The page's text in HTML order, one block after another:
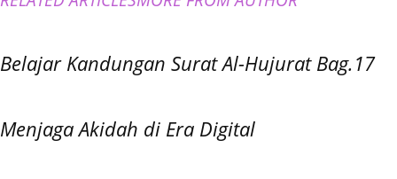
Belajar Kandungan Surat Al-Hujurat Bag.17
Menjaga Akidah di Era Digital